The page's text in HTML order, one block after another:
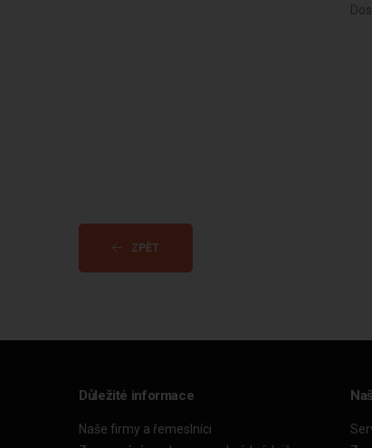
ZPĚT
Důležité informace
Naše firmy a řemeslníci